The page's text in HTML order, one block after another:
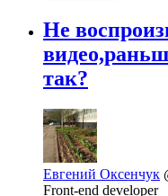
Не
так?
Евгений Оксенчук
Front-end developer